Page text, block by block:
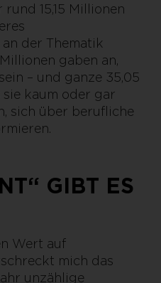
15,15 Millionen
der Thematik
gaben an,
– und ganze 35,05
sie kaum oder gar
sich über berufliche
GIBT ES
Wert auf
mich das
unzählige